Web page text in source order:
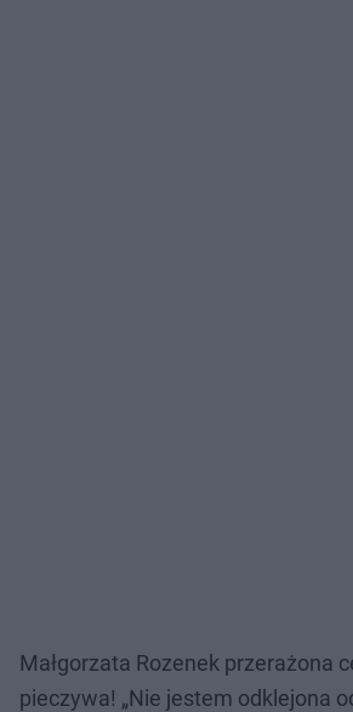
Małgorzata Rozenek przerażona
pieczywa! „Nie jestem odklejona